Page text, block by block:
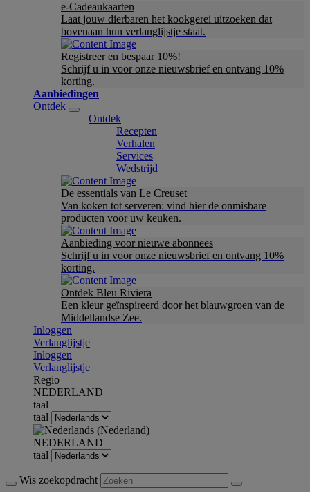
e-Cadeaukaarten
Laat jouw dierbaren het kookgerei uitzoeken dat
bovenaan hun verlanglijstje staat.
Registreer en bespaar 10%!
Schrijf u in voor onze nieuwsbrief en ontvang 10%
korting.
Aanbiedingen
Ontdek
Ontdek
Recepten
Verhalen
Services
Wedstrijd
De essentials van Le Creuset
Van koken tot serveren: vind hier de onmisbare
producten voor uw keuken.
Aanbieding voor nieuwe abonnees
Schrijf u in voor onze nieuwsbrief en ontvang 10%
korting.
Ontdek Bleu Riviera
Een kleur geïnspireerd door het blauwgroen van de
Middellandse Zee.
Inloggen
Verlanglijstje
Inloggen
Verlanglijstje
Regio
NEDERLAND
taal
taal
NEDERLAND
taal
Wis zoekopdracht